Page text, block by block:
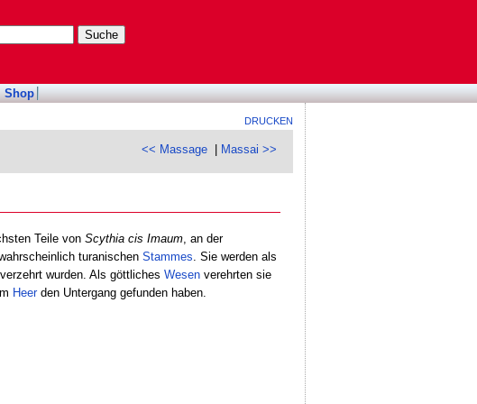
Shop
DRUCKEN
<< Massage Massai >>
Teile von Scythia cis Imaum, an der
turanischen Stammes . Sie werden als
wurden. Als göttliches Wesenverehrten sie
Heerden Untergang gefunden haben.